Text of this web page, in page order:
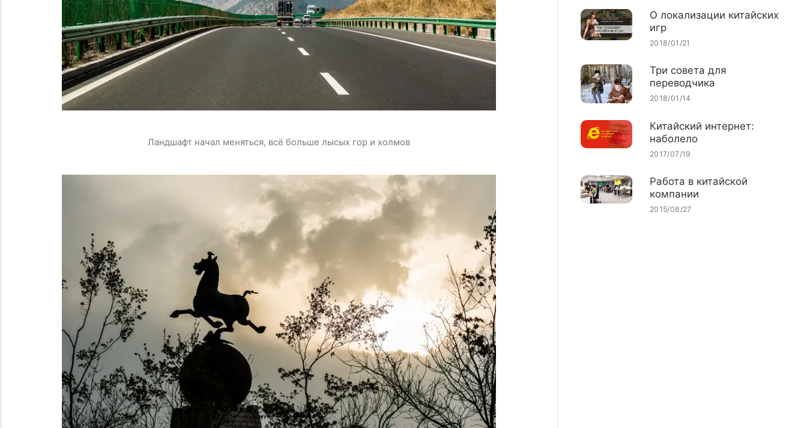
Ландшафт начал меняться, всё больше лысых гор и холмов
О локализации китайских
игр
2018/01/21
Три совета для
переводчика
2018/01/14
Китайский интернет:
наболело
2017/07/19
Работа в китайской
компании
2015/08/27